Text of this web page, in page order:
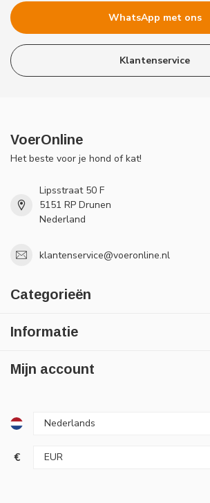
WhatsApp met ons
Klantenservice
VoerOnline
Het beste voor je hond of kat!
Lipsstraat 50 F
5151 RP Drunen
Nederland
klantenservice@voeronline.nl
Categorieën
Informatie
Mijn account
€